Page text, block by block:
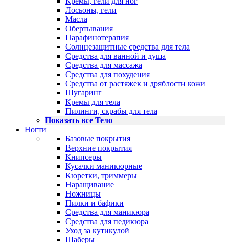
Лосьоны, гели
Масла
Обертывания
Парафинотерапия
Солнцезащитные средства для тела
Средства для ванной и душа
Средства для массажа
Средства для похудения
Средства от растяжек и дряблости кожи
Шугаринг
Кремы для тела
Пилинги, скрабы для тела
Показать все Тело
Ногти
Базовые покрытия
Верхние покрытия
Книпсеры
Кусачки маникюрные
Кюретки, триммеры
Наращивание
Ножницы
Пилки и бафики
Средства для маникюра
Средства для педикюра
Уход за кутикулой
Шаберы